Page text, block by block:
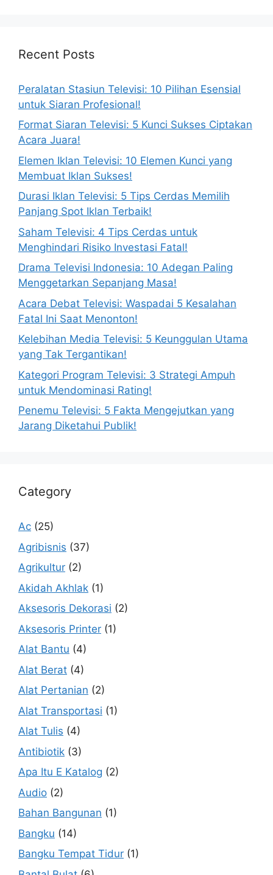
Recent Posts
Peralatan Stasiun Televisi: 10 Pilihan Esensial
untuk Siaran Profesional!
Format Siaran Televisi: 5 Kunci Sukses Ciptakan
Acara Juara!
Elemen Iklan Televisi: 10 Elemen Kunci yang
Membuat Iklan Sukses!
Durasi Iklan Televisi: 5 Tips Cerdas Memilih
Panjang Spot Iklan Terbaik!
Saham Televisi: 4 Tips Cerdas untuk
Menghindari Risiko Investasi Fatal!
Drama Televisi Indonesia: 10 Adegan Paling
Menggetarkan Sepanjang Masa!
Acara Debat Televisi: Waspadai 5 Kesalahan
Fatal Ini Saat Menonton!
Kelebihan Media Televisi: 5 Keunggulan Utama
yang Tak Tergantikan!
Kategori Program Televisi: 3 Strategi Ampuh
untuk Mendominasi Rating!
Penemu Televisi: 5 Fakta Mengejutkan yang
Jarang Diketahui Publik!
Category
Ac (25)
Agribisnis (37)
Agrikultur (2)
Akidah Akhlak (1)
Aksesoris Dekorasi (2)
Aksesoris Printer (1)
Alat Bantu (4)
Alat Berat (4)
Alat Pertanian (2)
Alat Transportasi (1)
Alat Tulis (4)
Antibiotik (3)
Apa Itu E Katalog (2)
Audio (2)
Bahan Bangunan (1)
Bangku (14)
Bangku Tempat Tidur (1)